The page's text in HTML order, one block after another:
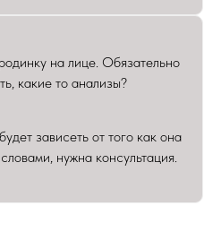
на лице. Обязательно
какие то анализы?
зависеть от того как она
нужна консультация.